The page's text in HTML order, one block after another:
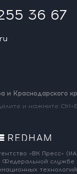
36 67
и Краснодарского
и нажмите
«ВК Пресс»
Федеральной службе